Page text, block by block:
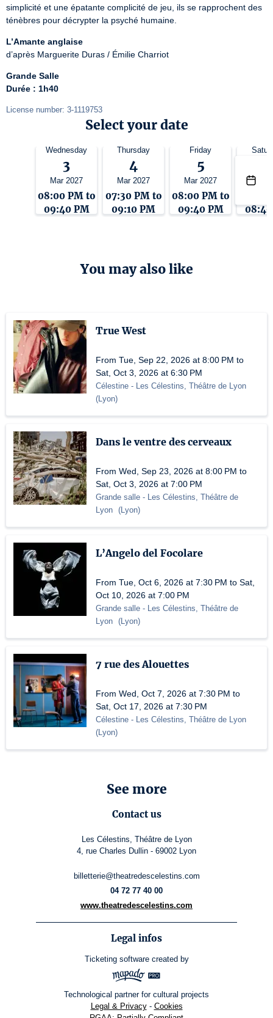
simplicité et une épatante complicité de jeu, ils se rapprochent des
ténèbres pour décrypter la psyché humaine.
L’Amante anglaise
d’après Marguerite Duras / Émilie Charriot
Grande Salle
Durée : 1h40
License number: 3-1119753
Select your date
Wednesday
3
Mar 2027
08:00 PM to
09:40 PM
Thursday
4
Mar 2027
07:30 PM to
09:10 PM
Friday
5
Mar 2027
08:00 PM to
09:40 PM
Mar
You may also like
True West
From Tue, Sep 22, 2026 at 8:00 PM to
Sat, Oct 3, 2026 at 6:30 PM
Célestine - Les Célestins, Théâtre de Lyon
(Lyon)
Dans le ventre des cerveaux
From Wed, Sep 23, 2026 at 8:00 PM to
Sat, Oct 3, 2026 at 7:00 PM
Grande salle - Les Célestins, Théâtre de
Lyon (Lyon)
L’Angelo del Focolare
From Tue, Oct 6, 2026 at 7:30 PM to Sat,
Oct 10, 2026 at 7:00 PM
Grande salle - Les Célestins, Théâtre de
Lyon (Lyon)
7 rue des Alouettes
From Wed, Oct 7, 2026 at 7:30 PM to
Sat, Oct 17, 2026 at 7:30 PM
Célestine - Les Célestins, Théâtre de Lyon
(Lyon)
See more
Contact us
Les Célestins, Théâtre de Lyon
4, rue Charles Dullin - 69002 Lyon
billetterie@theatredescelestins.com
04 72 77 40 00
www.theatredescelestins.com
Legal infos
Ticketing software created by
Technological partner for cultural projects
Legal & Privacy- Cookies